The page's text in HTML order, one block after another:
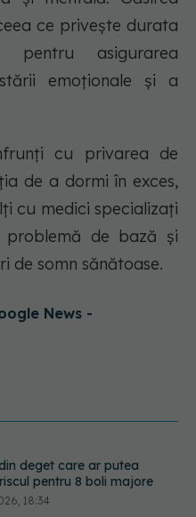
ce privește durata
pentru asigurarea
emoționale și a
cu privarea de
de a dormi în exces,
cu medici specializați
de bază și
de somn sănătoase.
News -
poate crește brusc
Cine este mai expus
17:22